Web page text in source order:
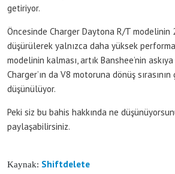
getiriyor.
Öncesinde Charger Daytona R/T modelinin
düşürülerek yalnızca daha yüksek
modelinin kalması, artık Banshee’nin
Charger’ın da V8 motoruna dönüş
düşünülüyor.
Peki siz bu bahis hakkında ne
paylaşabilirsiniz.
Kaynak: Shiftdelete